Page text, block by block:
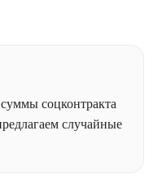
соцконтракта
случайные